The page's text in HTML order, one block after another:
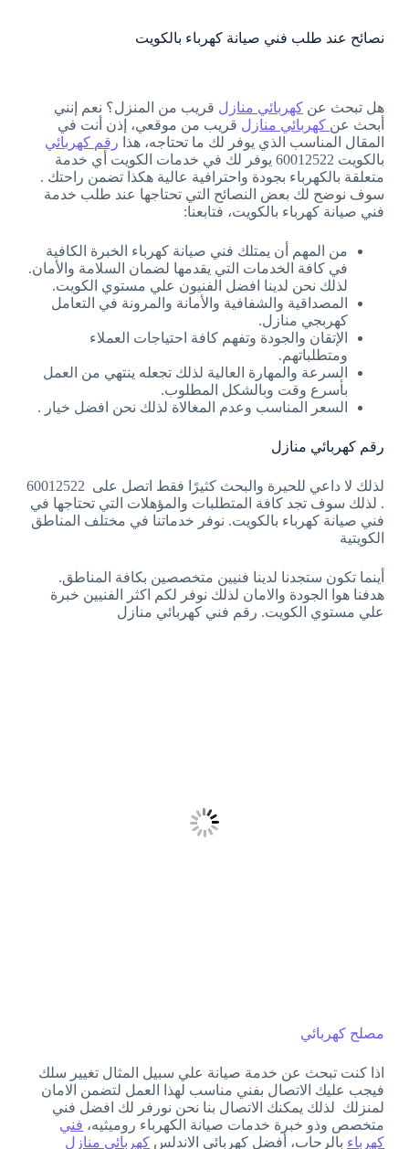
نصائح عند طلب فني صيانة كهرباء بالكويت
هل تبحث عن كهربائي منازل قريب من المنزل؟ نعم إنني
أبحث عن كهربائي منازل قريب من موقعي، إذن أنت في
المقال المناسب الذي يوفر لك ما تحتاجه، هذا رقم كهربائي
بالكويت 60012522 يوفر لك في خدمات الكويت أي خدمة
متعلقة بالكهرباء بجودة واحترافية عالية هكذا تضمن راحتك .
سوف نوضح لك بعض النصائح التي تحتاجها عند طلب خدمة
فني صيانة كهرباء بالكويت، فتابعنا:
من المهم أن يمتلك فني صيانة كهرباء الخبرة الكافية
في كافة الخدمات التي يقدمها لضمان السلامة والأمان.
لذلك نحن لدينا افضل الفنيون علي مستوي الكويت.
المصداقية والشفافية والأمانة والمرونة في التعامل
كهربجي منازل.
الإتقان والجودة وتفهم كافة احتياجات العملاء
ومتطلباتهم.
السرعة والمهارة العالية لذلك تجعله ينتهي من العمل
بأسرع وقت وبالشكل المطلوب.
السعر المناسب وعدم المغالاة لذلك نحن افضل خيار .
رقم كهربائي منازل
لذلك لا داعي للحيرة والبحث كثيرًا فقط اتصل على 60012522
. لذلك سوف تجد كافة المتطلبات والمؤهلات التي تحتاجها في
فني صيانة كهرباء بالكويت. نوفر خدماتنا في مختلف المناطق
الكويتية
أينما تكون ستجدنا لدينا فنيين متخصصين بكافة المناطق.
هدفنا هوا الجودة والامان لذلك نوفر لكم اكثر الفنيين خبرة
علي مستوي الكويت. رقم فني كهربائي منازل
مصلح كهربائي
اذا كنت تبحث عن خدمة صيانة علي سبيل المثال تغيير سلك
فيجب عليك الاتصال بفني مناسب لهذا العمل لتضمن الامان
لمنزلك لذلك يمكنك الاتصال بنا نحن نورفر لك افضل فني
متخصص وذو خبرة خدمات صيانة الكهرباء روميثيه، فني
كهرباء بالرحاب، أفضل كهربائي الاندلس كهربائي منازل